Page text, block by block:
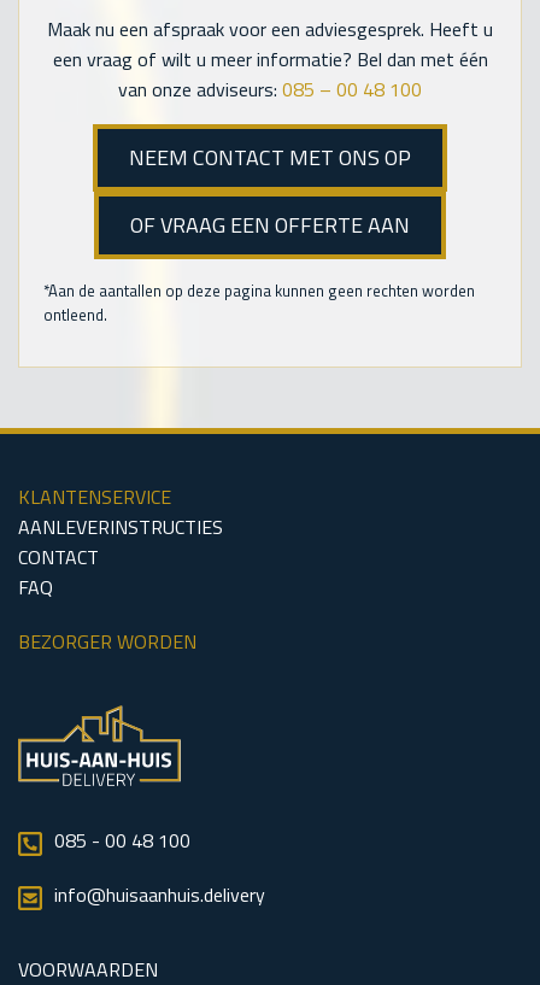
Maak nu een afspraak voor een adviesgesprek. Heeft u
een vraag of wilt u meer informatie? Bel dan met één
van onze adviseurs: 085 – 00 48 100
NEEM CONTACT MET ONS OP
OF VRAAG EEN OFFERTE AAN
*Aan de aantallen op deze pagina kunnen geen rechten worden
ontleend.
KLANTENSERVICE
AANLEVERINSTRUCTIES
CONTACT
FAQ
BEZORGER WORDEN
085 - 00 48 100
info@huisaanhuis.delivery
VOORWAARDEN